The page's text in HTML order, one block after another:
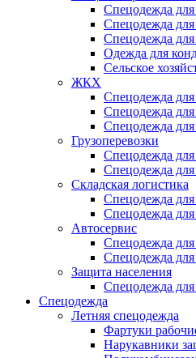
Спецодежда для
Спецодежда
Спецодежда для
Одежда для
Сельское
ЖКХ
Спецодежда для
Спецодежда
Спецодежда для
Грузоперевозки
Спецодежда для
Спецодежда
Складская логистика
Спецодежда
Спецодежда для
Автосервис
Спецодежда
Спецодежда
Защита населения
Спецодежда
Спецодежда
Летняя спецодежда
Фартуки
Нарукавники